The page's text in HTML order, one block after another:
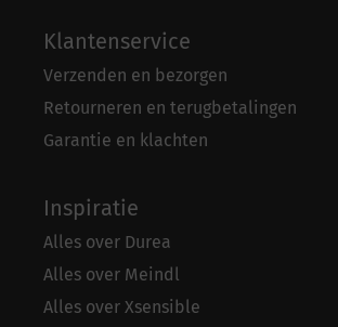
Klantenservice
Verzenden en bezorgen
Retourneren en terugbetalingen
Garantie en klachten
Inspiratie
Alles over Durea
Alles over Meindl
Alles over Xsensible